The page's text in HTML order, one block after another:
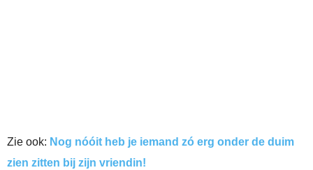
Zie ook: Nog nóóit heb je iemand zó erg onder de duim
zien zitten bij zijn vriendin!